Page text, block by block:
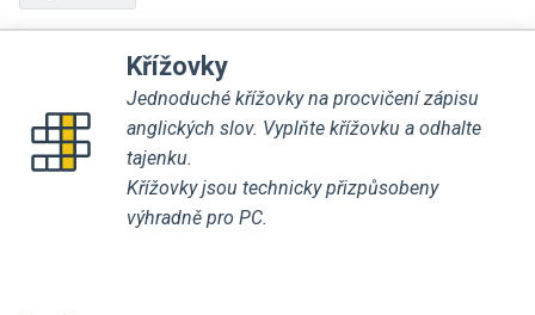
Křížovky
Jednoduché křížovky na procvičení zápisu
anglických slov. Vyplňte křížovku a odhalte
tajenku.
Křížovky jsou technicky přizpůsobeny
výhradně pro PC.